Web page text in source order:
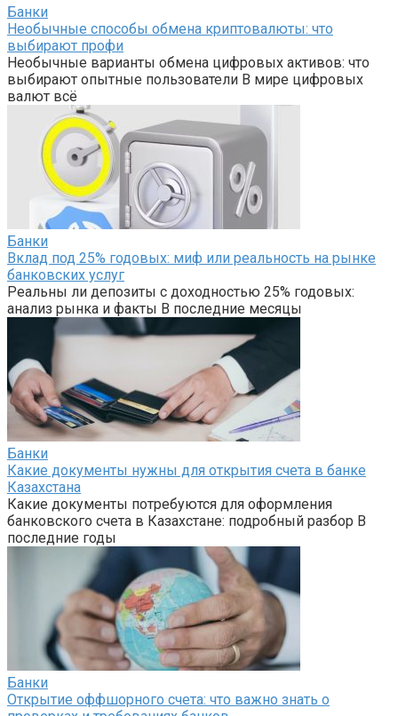
Банки
Необычные способы обмена криптовалюты: что
выбирают профи
Необычные варианты обмена цифровых активов: что
выбирают опытные пользователи В мире цифровых
валют всё
Банки
Вклад под 25% годовых: миф или реальность на рынке
банковских услуг
Реальны ли депозиты с доходностью 25% годовых:
анализ рынка и факты В последние месяцы
Банки
Какие документы нужны для открытия счета в банке
Казахстана
Какие документы потребуются для оформления
банковского счета в Казахстане: подробный разбор В
последние годы
Банки
Открытие оффшорного счета: что важно знать о